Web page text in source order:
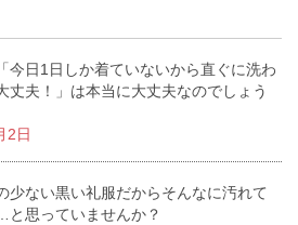
今日1日しか着ていないから直ぐに洗わ
丈夫！」は本当に大丈夫なのでしょう
2日
少ない黒い礼服だからそんなに汚れて
と思っていませんか？